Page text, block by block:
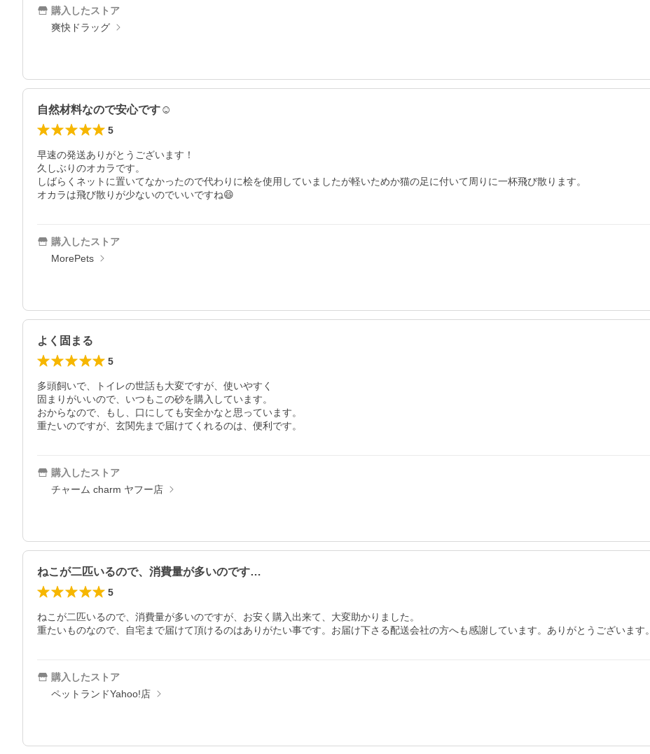
購入したストア
爽快ドラッグ
自然材料なので安心です☺️
5
早速の発送ありがとうございます！
久しぶりのオカラです。
しばらくネットに置いてなかったので代わりに桧を使用していましたが軽いためか猫の足に付いて周りに一杯飛び散ります。
オカラは飛び散りが少ないのでいいですね😄
購入したストア
MorePets
よく固まる
5
多頭飼いで、トイレの世話も大変ですが、使いやすく
固まりがいいので、いつもこの砂を購入しています。
おからなので、もし、口にしても安全かなと思っています。
重たいのですが、玄関先まで届けてくれるのは、便利です。
購入したストア
チャーム charm ヤフー店
ねこが二匹いるので、消費量が多いのです…
5
ねこが二匹いるので、消費量が多いのですが、お安く購入出来て、大変助かりました。
重たいものなので、自宅まで届けて頂けるのはありがたい事です。お届け下さる配送会社の方へも感謝しています。ありがとうございます。
購入したストア
ペットランドYahoo!店